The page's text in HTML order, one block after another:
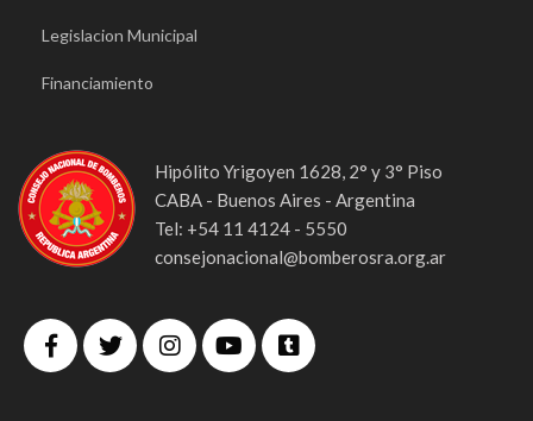
Legislacion Municipal
Financiamiento
Hipólito Yrigoyen 1628, 2° y 3° Piso
CABA - Buenos Aires - Argentina
Tel: +54 11 4124 - 5550
consejonacional@bomberosra.org.ar